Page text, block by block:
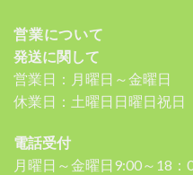
営業について
発送に関して
営業日：月曜日～金曜日
休業日：土曜日日曜日祝日
電話受付
月曜日～金曜日9:00～18：